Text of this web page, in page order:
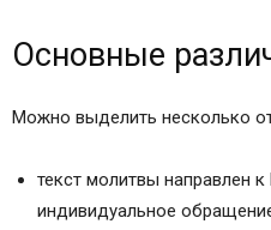
Основные
Можно выделить несколько
текст молитвы направлен
индивидуальное